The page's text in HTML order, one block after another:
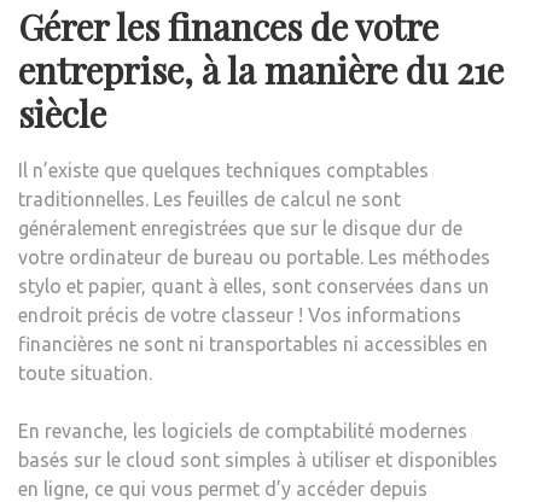
Gérer les finances de votre
entreprise, à la manière du 21e
siècle
Il n’existe que quelques techniques comptables
traditionnelles. Les feuilles de calcul ne sont
généralement enregistrées que sur le disque dur de
votre ordinateur de bureau ou portable. Les méthodes
stylo et papier, quant à elles, sont conservées dans un
endroit précis de votre classeur ! Vos informations
financières ne sont ni transportables ni accessibles en
toute situation.
En revanche, les logiciels de comptabilité modernes
basés sur le cloud sont simples à utiliser et disponibles
en ligne, ce qui vous permet d’y accéder depuis